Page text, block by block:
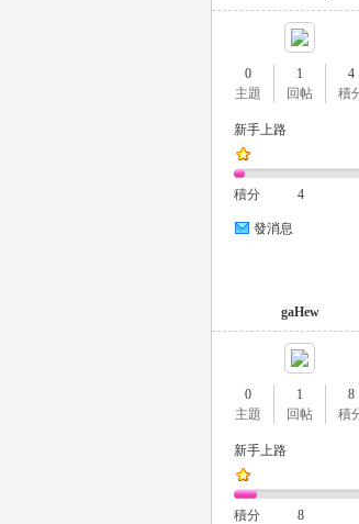
0
主題
1
回帖
4
積
新手上路
積分 4
發消息
gaHew
0
主題
1
回帖
8
積
新手上路
積分 8